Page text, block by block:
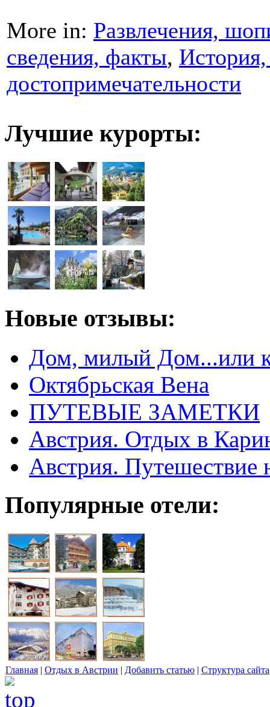
More in: Развлечения,
сведения, факты,
достопримечательности
Лучшие курорты:
Новые отзывы:
Дом, милый Дом...или
Октябрьская Вена
ПУТЕВЫЕ ЗАМЕТКИ
Австрия. Отдых в
Австрия.
Популярные отели:
Главная | Отдых в Австрии | Добавить статью | Структура сайта